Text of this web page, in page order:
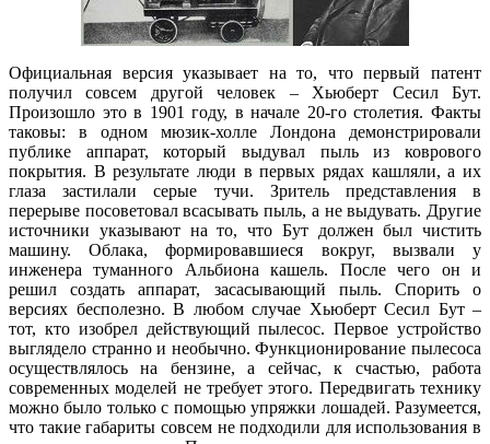
Официальная версия указывает на то, что первый патент
получил совсем другой человек – Хьюберт Сесил Бут.
Произошло это в 1901 году, в начале 20-го столетия. Факты
таковы: в одном мюзик-холле Лондона демонстрировали
публике аппарат, который выдувал пыль из коврового
покрытия. В результате люди в первых рядах кашляли, а их
глаза застилали серые тучи. Зритель представления в
перерыве посоветовал всасывать пыль, а не выдувать. Другие
источники указывают на то, что Бут должен был чистить
машину. Облака, формировавшиеся вокруг, вызвали у
инженера туманного Альбиона кашель. После чего он и
решил создать аппарат, засасывающий пыль. Спорить о
версиях бесполезно. В любом случае Хьюберт Сесил Бут –
тот, кто изобрел действующий пылесос. Первое устройство
выглядело странно и необычно. Функционирование пылесоса
осуществлялось на бензине, а сейчас, к счастью, работа
современных моделей не требует этого. Передвигать технику
можно было только с помощью упряжки лошадей. Разумеется,
что такие габариты совсем не подходили для использования в